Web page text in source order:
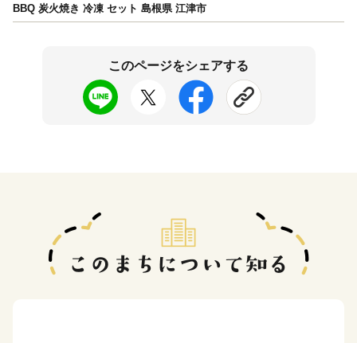
BBQ 炭火焼き 冷凍 セット 島根県 江津市
このページをシェアする